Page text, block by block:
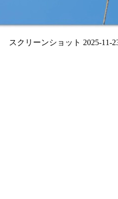
スクリーンショット 2025-11-